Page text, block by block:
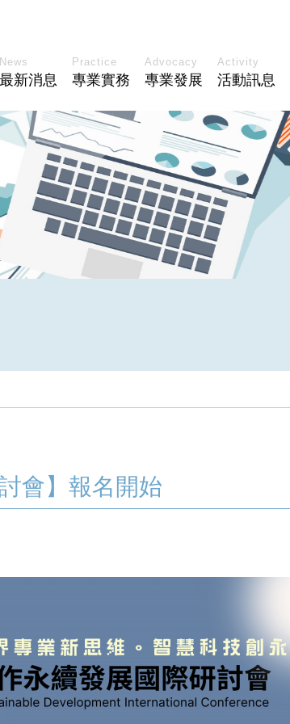
News
最新消息
Practice
專業實務
Advocacy
專業發展
Activity
活動訊息
會】報名開始